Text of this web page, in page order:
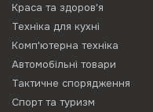
Краса та здоров'я
Техніка для кухні
Комп'ютерна техніка
Автомобільні товари
Тактичне спорядження
Спорт та туризм